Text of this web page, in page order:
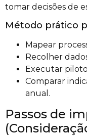
tomar decisões de
Método prático
Mapear
Recolher
Executar
Comparar
anual.
Passos de